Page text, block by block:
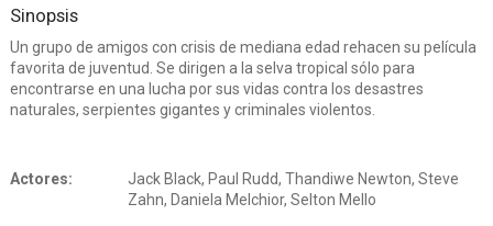
Sinopsis
Un grupo de amigos con crisis de mediana edad rehacen su película
favorita de juventud. Se dirigen a la selva tropical sólo para
encontrarse en una lucha por sus vidas contra los desastres
naturales, serpientes gigantes y criminales violentos.
Actores:
Jack Black, Paul Rudd, Thandiwe Newton, Steve
Zahn, Daniela Melchior, Selton Mello